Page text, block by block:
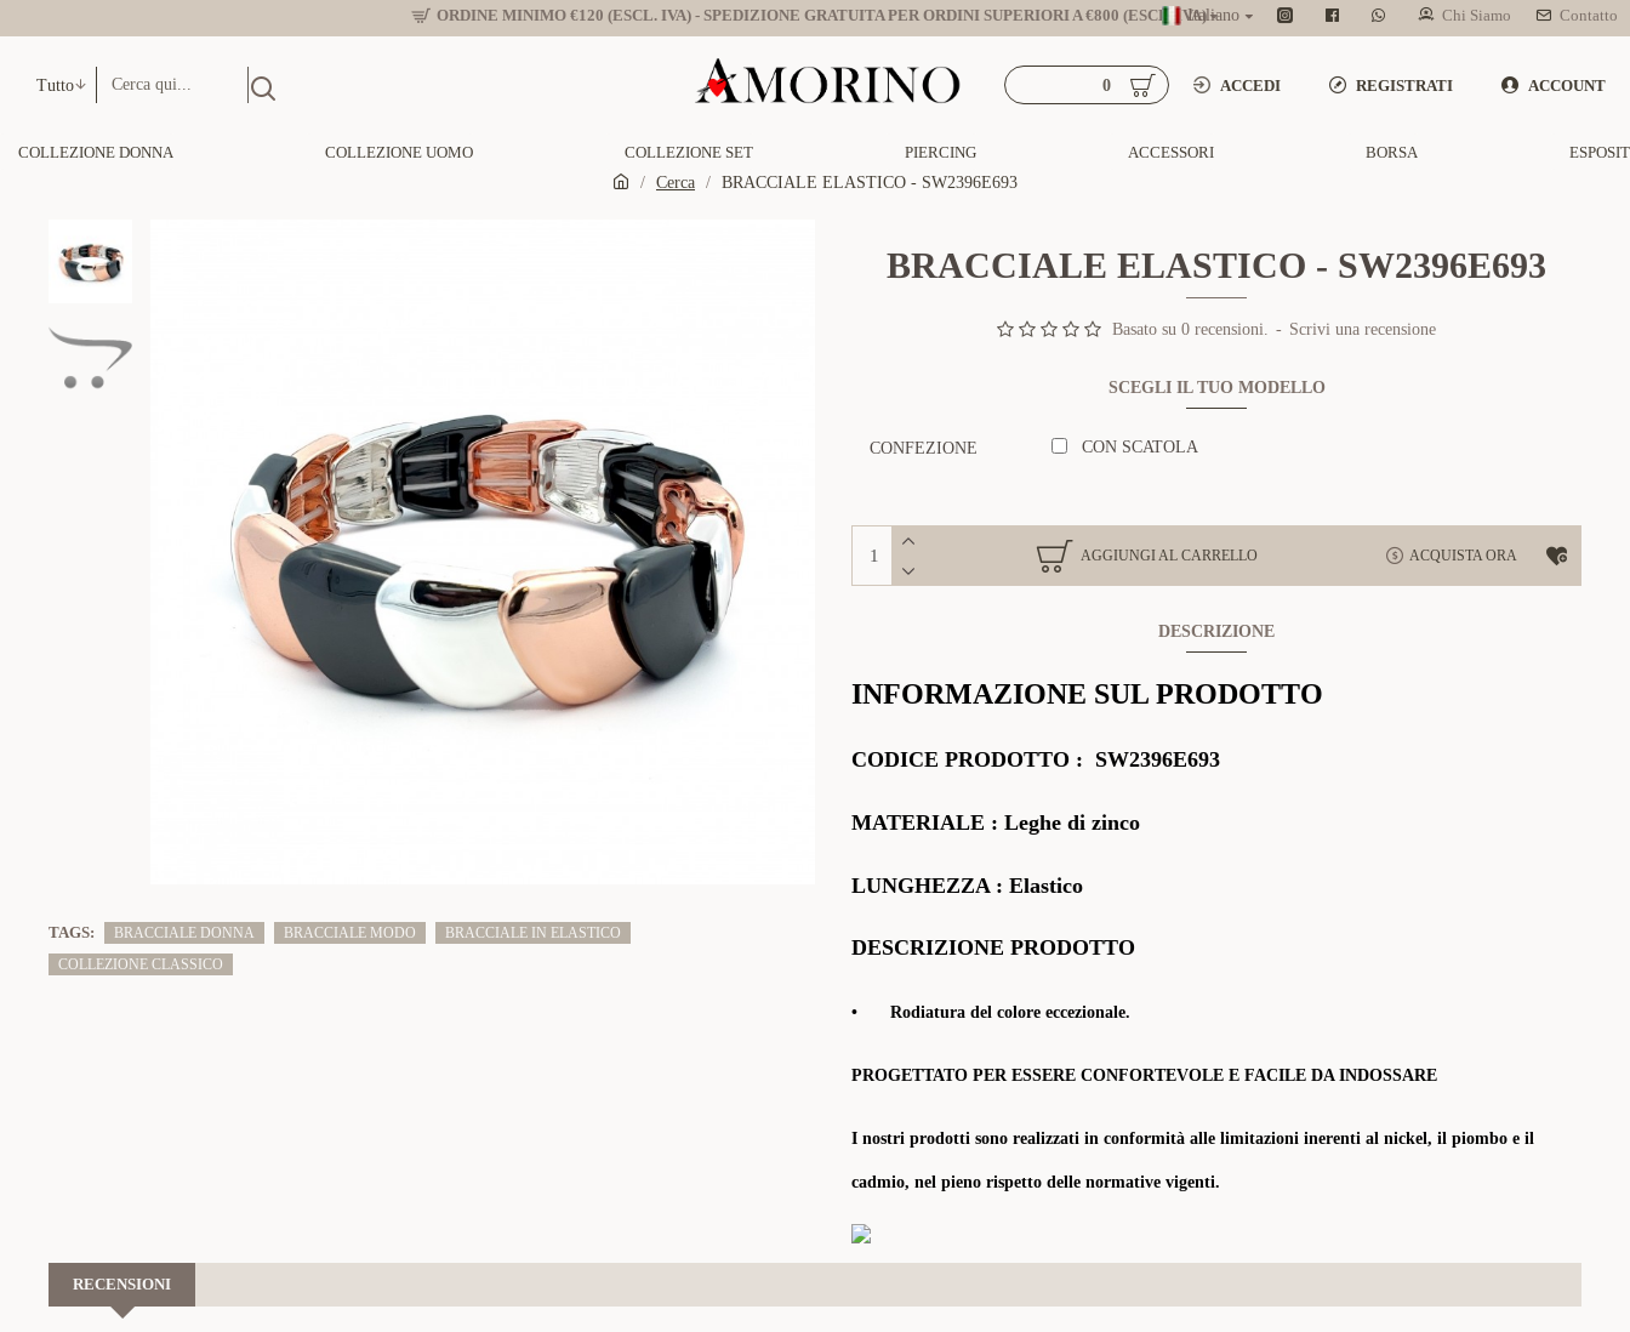
ORDINE MINIMO €120 (ESCL. IVA) - SPEDIZIONE GRATUITA PER ORDINI SUPERIORI A €800 (ESCL. IVA)Italiano Chi Siamo Contatto
Tutto ACCEDI REGISTRATI ACCOUNT
0
COLLEZIONE DONNA COLLEZIONE UOMO COLLEZIONE SET PIERCING ACCESSORI BORSA
Cerca
BRACCIALE ELASTICO - SW2396E693
TAGS: BRACCIALE DONNA BRACCIALE MODO
BRACCIALE IN ELASTICO
COLLEZIONE CLASSICO
BRACCIALE ELASTICO - SW2396E693
Basato su 0 recensioni. - Scrivi una recensione
SCEGLI IL TUO MODELLO
CONFEZIONE CON SCATOLA
AGGIUNGI AL CARRELLO ACQUISTA ORA
DESCRIZIONE
INFORMAZIONE SUL PRODOTTO
CODICE PRODOTTO : SW2396E693
MATERIALE : Leghe di zinco
LUNGHEZZA : Elastico
DESCRIZIONE PRODOTTO
• Rodiatura del colore eccezionale.
PROGETTATO PER ESSERE CONFORTEVOLE E FACILE DA INDOSSARE
I nostri prodotti sono realizzati in conformità alle limitazioni inerenti al nickel, il piombo e il
cadmio, nel pieno rispetto delle normative vigenti.
RECENSIONI